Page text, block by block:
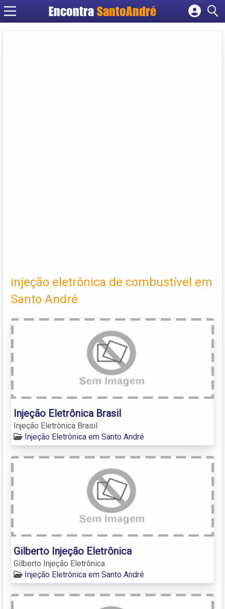
Encontra SantoAndré
Cadastrar empresa
injeção eletrônica de combustível em
Santo André
Injeção Eletrônica Brasil
Injeção Eletrônica Brasil
Injeção Eletrônica em Santo André
Gilberto Injeção Eletrônica
Gilberto Injeção Eletrônica
Injeção Eletrônica em Santo André